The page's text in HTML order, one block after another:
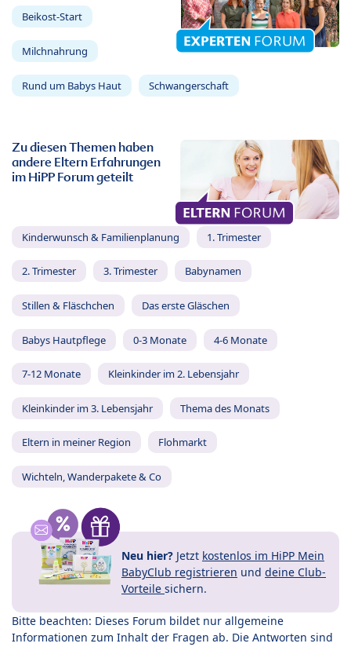
Beikost-Start
Milchnahrung
Rund um Babys Haut Schwangerschaft
Zu diesen Themen haben
andere Eltern Erfahrungen
im HiPP Forum geteilt
Kinderwunsch & Familienplanung 1. Trimester
2. Trimester 3. Trimester Babynamen
Stillen & Fläschchen Das erste Gläschen
Babys Hautpflege 0-3 Monate 4-6 Monate
7-12 Monate Kleinkinder im 2. Lebensjahr
Kleinkinder im 3. Lebensjahr Thema des Monats
Eltern in meiner Region Flohmarkt
Wichteln, Wanderpakete & Co
Neu hier? Jetzt kostenlos im HiPP Mein
BabyClub registrieren und deine Club-
Vorteile sichern.
Bitte beachten: Dieses Forum bildet nur allgemeine
Informationen zum Inhalt der Fragen ab. Die Antworten sind